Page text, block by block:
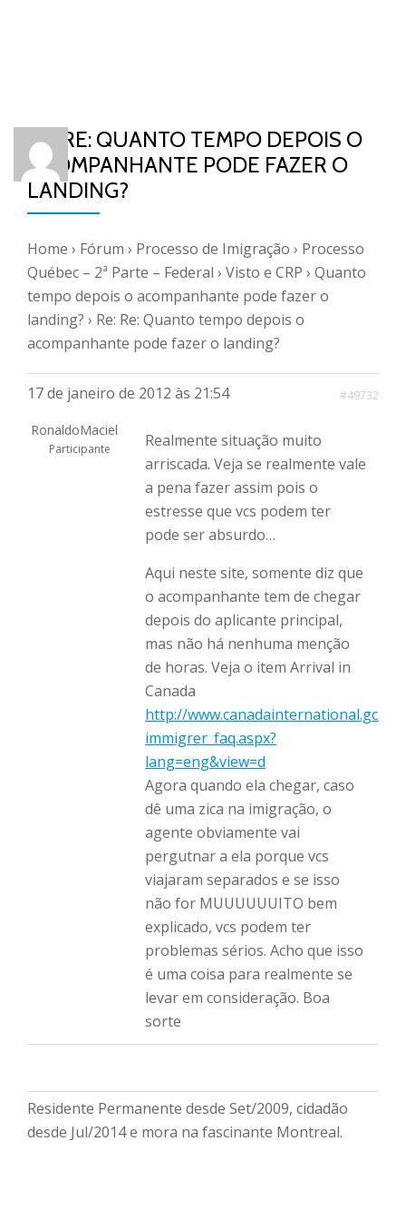
RE: RE: QUANTO TEMPO DEPOIS O
ACOMPANHANTE PODE FAZER O
LANDING?
Home › Fórum › Processo de Imigração › Processo
Québec – 2ª Parte – Federal › Visto e CRP › Quanto
tempo depois o acompanhante pode fazer o
landing? › Re: Re: Quanto tempo depois o
acompanhante pode fazer o landing?
17 de janeiro de 2012 às 21:54 #49732
RonaldoMaciel
Participante
Realmente situação muito
arriscada. Veja se realmente vale
a pena fazer assim pois o
estresse que vcs podem ter
pode ser absurdo…
Aqui neste site, somente diz que
o acompanhante tem de chegar
depois do aplicante principal,
mas não há nenhuma menção
de horas. Veja o item Arrival in
Canada
http://
immigrer_faq.aspx?
lang=eng&view=d
Agora quando ela chegar, caso
dê uma zica na imigração, o
agente obviamente vai
pergutnar a ela porque vcs
viajaram separados e se isso
não for MUUUUUUITO bem
explicado, vcs podem ter
problemas sérios. Acho que isso
é uma coisa para realmente se
levar em consideração. Boa
sorte
Residente Permanente desde Set/2009, cidadão
desde Jul/2014 e mora na fascinante Montreal.